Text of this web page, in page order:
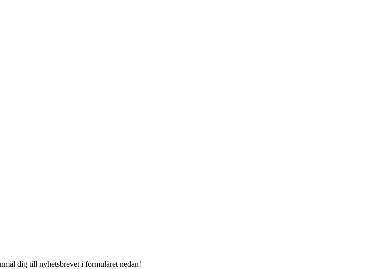
dig till nyhetsbrevet i formuläret nedan!